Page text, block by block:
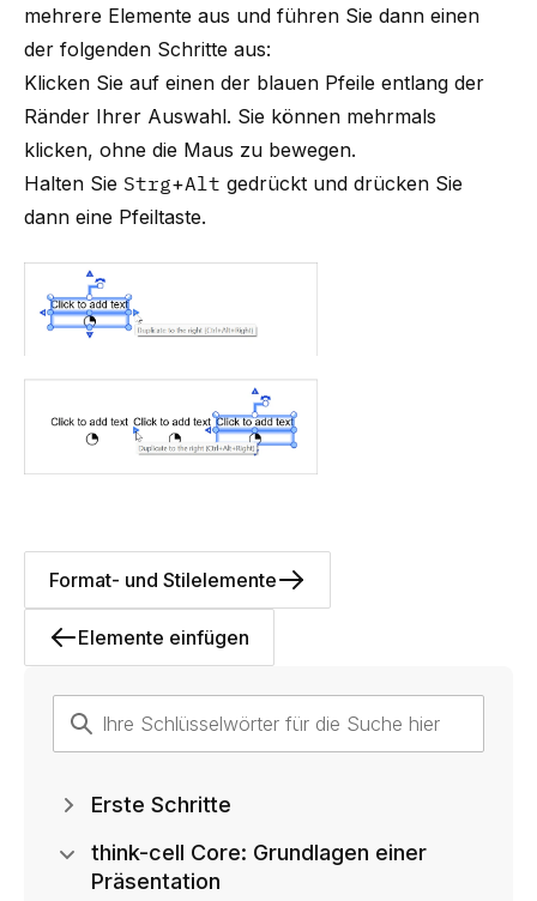
mehrere Elemente aus und führen Sie dann einen
der folgenden Schritte aus:
Klicken Sie auf einen der blauen Pfeile entlang der
Ränder Ihrer Auswahl. Sie können mehrmals
klicken, ohne die Maus zu bewegen.
Halten Sie Strg+Alt gedrückt und drücken Sie
dann eine Pfeiltaste.
Elemente einfügen
Format- und Stilelemente
Erste Schritte
think-cell Core: Grundlagen einer
Präsentation